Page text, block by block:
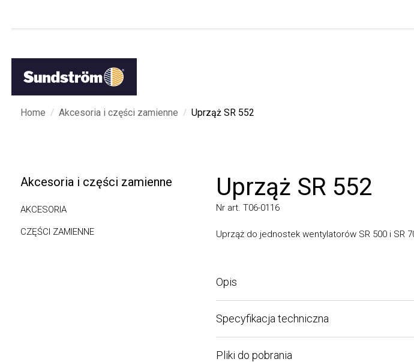
Home / Akcesoria i części zamienne / Uprząż SR 552
Akcesoria i części zamienne
AKCESORIA
CZĘŚCI ZAMIENNE
Uprząż SR 552
Nr art. T06-0116
Uprząż do jednostek wentylatorów SR 500 i SR 700.
Opis
Specyfikacja techniczna
Pliki do pobrania